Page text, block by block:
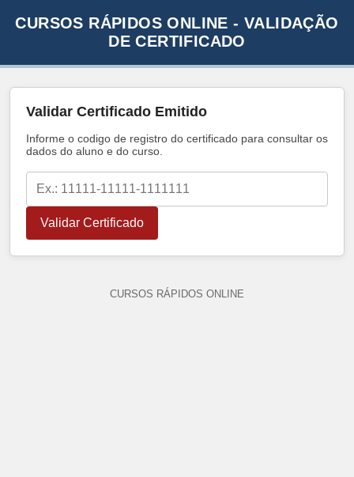
CURSOS RÁPIDOS ONLINE - VALIDAÇÃO
DE CERTIFICADO
Validar Certificado Emitido
Informe o codigo de registro do certificado para consultar os
dados do aluno e do curso.
Validar Certificado
CURSOS RÁPIDOS ONLINE